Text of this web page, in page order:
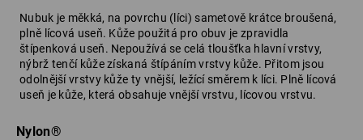
Nubuk je měkká, na povrchu (líci) sametově krátce broušená,
plně lícová useň. Kůže použitá pro obuv je zpravidla
štípenková useň. Nepoužívá se celá tloušťka hlavní vrstvy,
nýbrž tenčí kůže získaná štípáním vrstvy kůže. Přitom jsou
odolnější vrstvy kůže ty vnější, ležící směrem k líci. Plně lícová
useň je kůže, která obsahuje vnější vrstvu, lícovou vrstvu.
Nylon®